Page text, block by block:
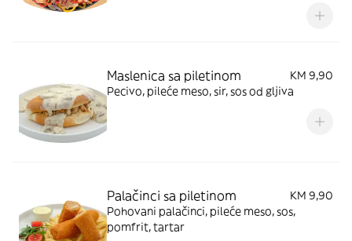
Maslenica sa piletinom
KM 9,90
Pecivo, pileće meso, sir, sos od gljiva
Palačinci sa piletinom
KM 9,90
Pohovani palačinci, pileće meso, sos,
pomfrit, tartar